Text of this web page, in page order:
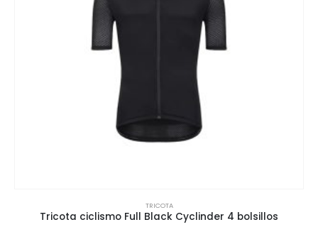
TRICOTA
Tricota ciclismo Full Black Cyclinder 4 bolsillos